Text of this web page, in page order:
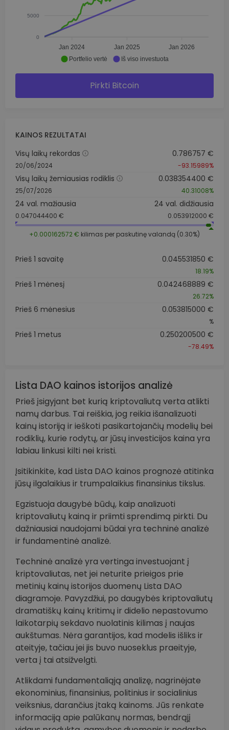
5000
0
Jan 2024 Jan 2025 Jan 2026
Portfelio vertė Iš viso investuota
Pirkti Bitcoin
KAINOS REZULTATAI
Visų laikų rekordas
20/06/2024
0.786757 €
-93.15989%
Visų laikų žemiausias rodiklis
25/07/2026
0.038354400 €
40.31008%
24 val. mažiausia
0.047044400 €
24 val. didžiausia
0.053912000 €
+0.000162572 € kilimas per paskutinę valandą (0.30%)
Prieš 1 savaitę 0.045531850 €
18.19%
Prieš 1 mėnesį 0.042468889 €
26.72%
Prieš 6 mėnesius 0.053815000 €
%
Prieš 1 metus 0.250200500 €
-78.49%
Lista DAO kainos istorijos analizė
Prieš įsigyjant bet kurią kriptovaliutą verta atlikti
namų darbus. Tai reiškia, jog reikia išanalizuoti
kainų istoriją ir ieškoti pasikartojančių modelių bei
rodiklių, kurie rodytų, ar jūsų investicijos kaina yra
labiau linkusi kilti nei kristi.
Įsitikinkite, kad Lista DAO kainos prognozė atitinka
jūsų ilgalaikius ir trumpalaikius finansinius tikslus.
Egzistuoja daugybė būdų, kaip analizuoti
kriptovaliutų kainą ir priimti sprendimą pirkti. Du
dažniausiai naudojami būdai yra techninė analizė
ir fundamentinė analizė.
Techninė analizė yra vertinga investuojant į
kriptovaliutas, net jei neturite prieigos prie
metinių kainų istorijos duomenų Lista DAO
diagramoje. Pavyzdžiui, po daugybės kriptovaliutų
dramatiškų kainų kritimų ir didelio nepastovumo
laikotarpių sekdavo nuolatinis kilimas į naujas
aukštumas. Nėra garantijos, kad modelis išliks ir
ateityje, tačiau jei jis buvo nuoseklus praeityje,
verta į tai atsižvelgti.
Atlikdami fundamentaliąją analizę, nagrinėjate
ekonominius, finansinius, politinius ir socialinius
veiksnius, darančius įtaką kainoms. Jūs renkate
informaciją apie palūkanų normas, bendrąjį